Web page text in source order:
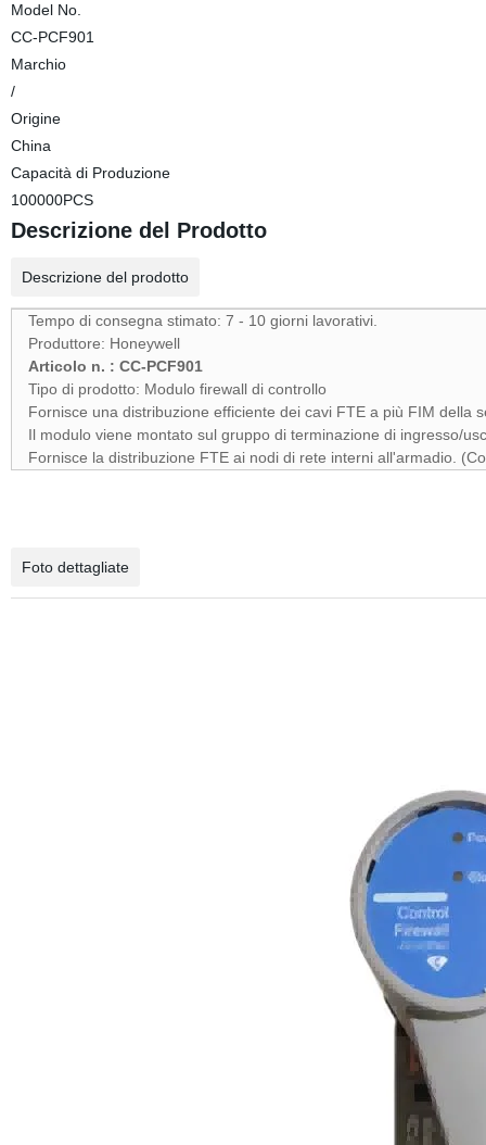
Model No.
CC-PCF901
Marchio
/
Origine
China
Capacità di Produzione
100000PCS
Descrizione del Prodotto
Descrizione del prodotto
Tempo di consegna stimato: 7 - 10 giorni lavorativi.
Produttore: Honeywell
Articolo n. : CC-PCF901
Tipo di prodotto: Modulo firewall di controllo
Fornisce una distribuzione efficiente dei cavi FTE a più FIM della
Il modulo viene montato sul gruppo di terminazione di ingresso/
Fornisce la distribuzione FTE ai nodi di rete interni all'armadio.
Foto dettagliate